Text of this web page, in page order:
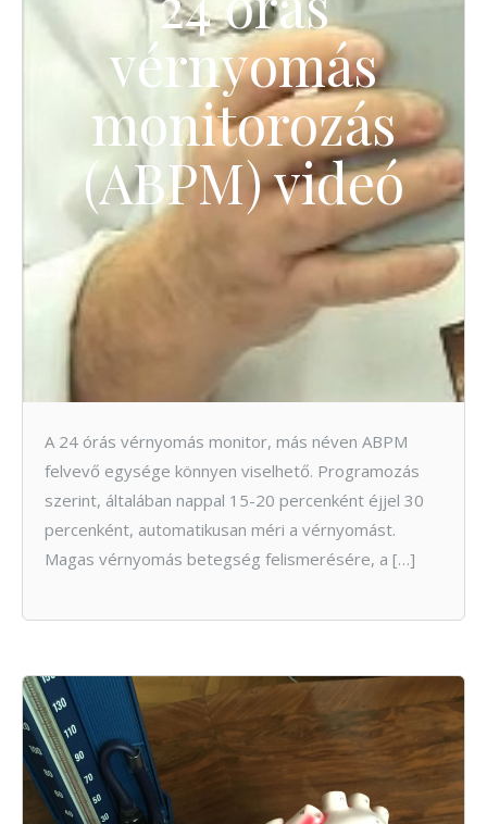
vérnyomás
monitorozás
(ABPM) videó
A 24 órás vérnyomás monitor, más néven ABPM
felvevő egysége könnyen viselhető. Programozás
szerint, általában nappal 15-20 percenként éjjel 30
percenként, automatikusan méri a vérnyomást.
Magas vérnyomás betegség felismerésére, a […]